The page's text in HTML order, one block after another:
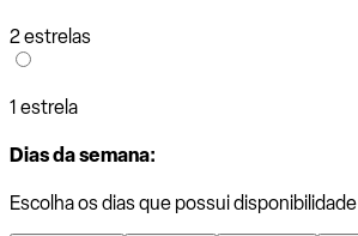
2 estrelas
1 estrela
Dias da semana:
Escolha os dias que possui disponibilidade